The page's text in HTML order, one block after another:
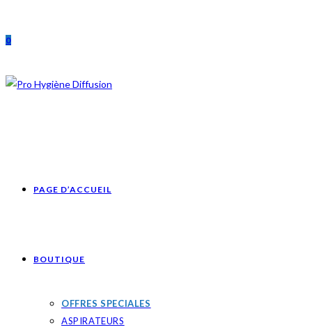
content
0
PAGE D’ACCUEIL
BOUTIQUE
OFFRES SPECIALES
ASPIRATEURS